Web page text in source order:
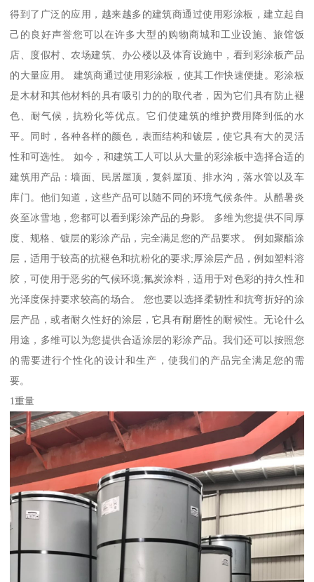
得到了广泛的应用，越来越多的建筑商通过使用彩涂板，建立起自
己的良好声誉您可以在许多大型的购物商城和工业设施、旅馆饭
店、度假村、农场建筑、办公楼以及体育设施中，看到彩涂板产品
的大量应用。 建筑商通过使用彩涂板，使其工作快速便捷。彩涂板
是木材和其他材料的具有吸引力的的取代者，因为它们具有防止褪
色、耐气候，抗粉化等优点。它们使建筑的维护费用降到低的水
平。同时，各种各样的颜色，表面结构和镀层，使它具有大的灵活
性和可选性。 如今，和建筑工人可以从大量的彩涂板中选择合适的
建筑用产品：墙面、民居屋顶，复斜屋顶、排水沟，落水管以及车
库门。他们知道，这些产品可以随不同的环境气候条件。从酷暑炎
炎至冰雪地，您都可以看到彩涂产品的身影。 多维为您提供不同厚
度、规格、镀层的彩涂产品，完全满足您的产品要求。 例如聚酯涂
层，适用于较高的抗褪色和抗粉化的要求;厚涂层产品，例如塑料溶
胶，可使用于恶劣的气候环境;氟炭涂料，适用于对色彩的持久性和
光泽度保持要求较高的场合。 您也要以选择柔韧性和抗弯折好的涂
层产品，或者耐久性好的涂层，它具有耐磨性的耐候性。无论什么
用途，多维可以为您提供合适涂层的彩涂产品。我们还可以按照您
的需要进行个性化的设计和生产，使我们的产品完全满足您的需
要。
1重量